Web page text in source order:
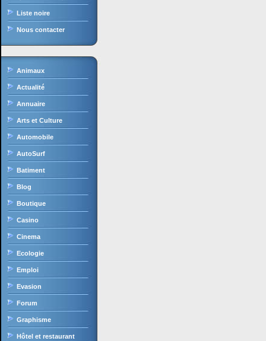
Liste noire
Nous contacter
Animaux
Actualité
Annuaire
Arts et Culture
Automobile
AutoSurf
Batiment
Blog
Boutique
Casino
Cinema
Ecologie
Emploi
Evasion
Forum
Graphisme
Hôtel et restaurant